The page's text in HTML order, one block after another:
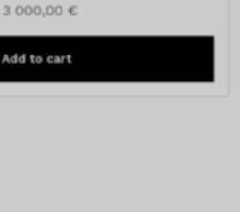
3 000,00 €
Add to cart